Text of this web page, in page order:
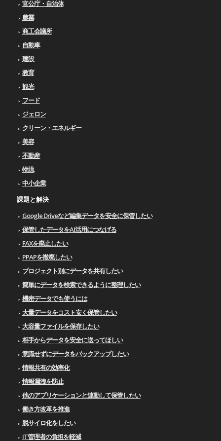
官公庁・自治体
農業
商工会議所
自動車
建設
教育
観光
フード
ジェロン
クリーン・エネルギー
美容
不動産
物流
中小企業
課題と解決
Google Driveなど編集データを安全に保管したい
保管したデータをAI活用につなげる
FAXを廃止したい
PPAPを撤廃したい
プロジェクト別にデータを共有したい
簡単にデータを検索できるように整理したい
機密データでも使うには
大量データをコスト安く保管したい
大容量ファイルを保存したい
相手からデータを安全に送ってほしい
意識せずにデータをバックアップしたい
情報共有の効率化
情報漏洩を防止
他のアプリケーションと連動して保管したい
働き方改革を推進
脱サイロ化をしたい
IT管理者の負担を軽減